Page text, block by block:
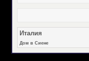
Италия
Дом в Сиене